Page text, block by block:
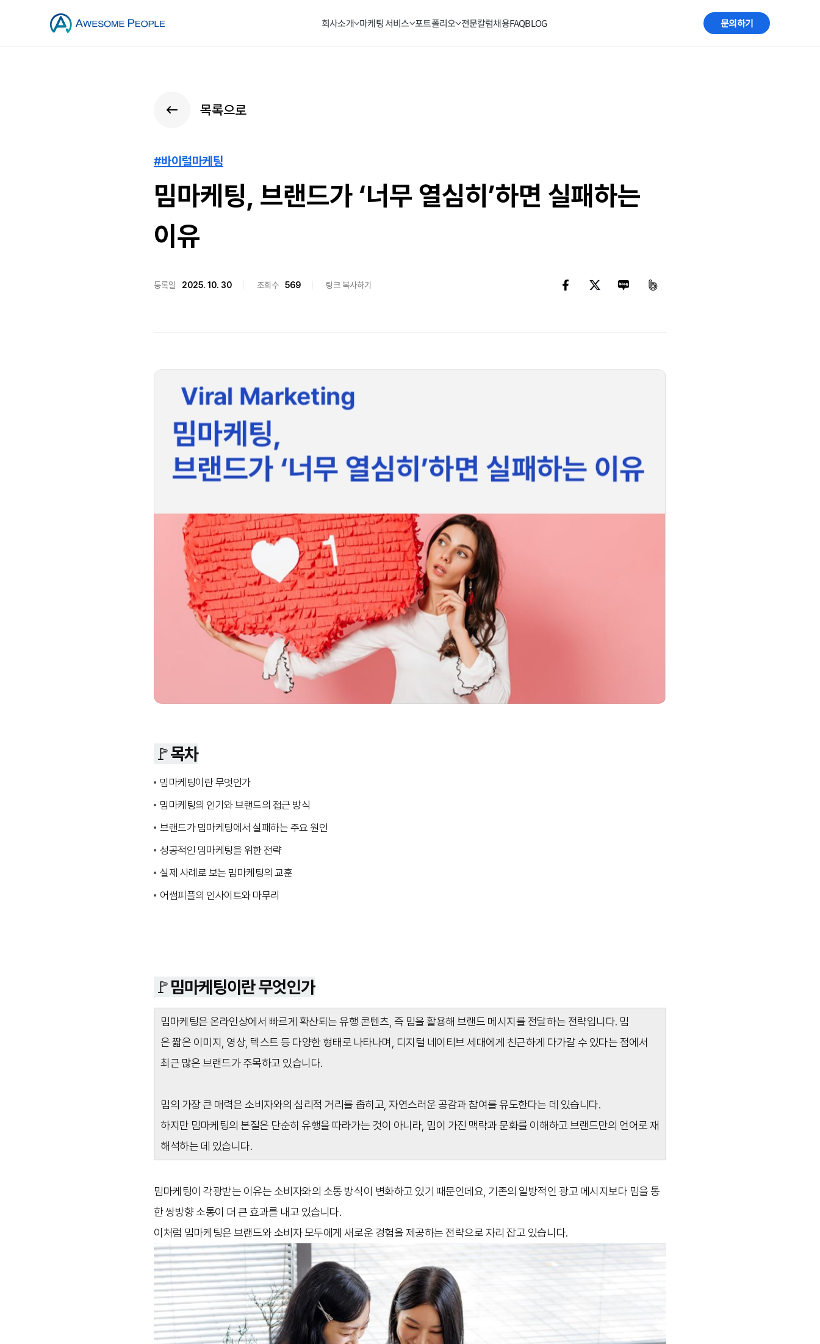
회사소개 마케팅 서비스 포트폴리오 전문칼럼채용FAQBLOG 문의하기
목록으로
#바이럴마케팅
밈마케팅, 브랜드가 ‘너무 열심히’하면 실패하는
이유
등록일 2025. 10. 30 조회수 569 링크 복사하기
🚩목차
밈마케팅이란 무엇인가
밈마케팅의 인기와 브랜드의 접근 방식
브랜드가 밈마케팅에서 실패하는 주요 원인
성공적인 밈마케팅을 위한 전략
실제 사례로 보는 밈마케팅의 교훈
어썸피플의 인사이트와 마무리
🚩밈마케팅이란 무엇인가
밈마케팅은 온라인상에서 빠르게 확산되는 유행 콘텐츠, 즉 밈을 활용해 브랜드 메시지를 전달하는 전략입니다. 밈
은 짧은 이미지, 영상, 텍스트 등 다양한 형태로 나타나며, 디지털 네이티브 세대에게 친근하게 다가갈 수 있다는 점에서
최근 많은 브랜드가 주목하고 있습니다.
밈의 가장 큰 매력은 소비자와의 심리적 거리를 좁히고, 자연스러운 공감과 참여를 유도한다는 데 있습니다.
하지만 밈마케팅의 본질은 단순히 유행을 따라가는 것이 아니라, 밈이 가진 맥락과 문화를 이해하고 브랜드만의 언어로 재
해석하는 데 있습니다.
밈마케팅이 각광받는 이유는 소비자와의 소통 방식이 변화하고 있기 때문인데요, 기존의 일방적인 광고 메시지보다 밈을 통
한 쌍방향 소통이 더 큰 효과를 내고 있습니다.
이처럼 밈마케팅은 브랜드와 소비자 모두에게 새로운 경험을 제공하는 전략으로 자리 잡고 있습니다.